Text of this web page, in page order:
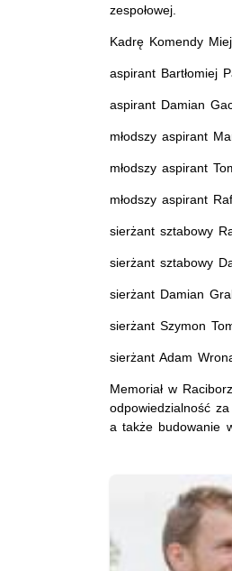
zespołowej.
Kadrę Komendy
aspirant Bartłomiej
aspirant Damian
młodszy aspirant
młodszy aspirant
młodszy aspirant
sierżant sztabowy
sierżant sztabowy
sierżant Damian
sierżant Szymon
sierżant Adam
Memoriał w
odpowiedzialność
a także budowanie